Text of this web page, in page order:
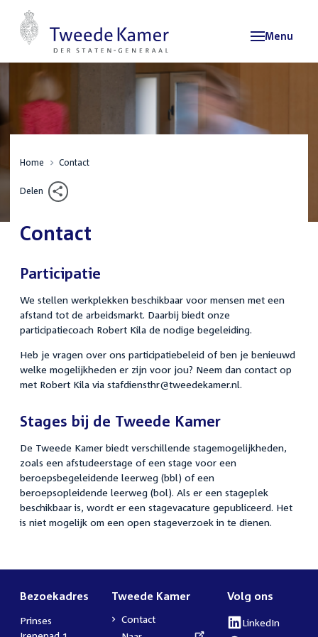
Menu
Home Contact
Delen
Contact
Participatie
We stellen werkplekken beschikbaar voor mensen met een
afstand tot de arbeidsmarkt. Daarbij biedt onze
participatiecoach Robert Kila de nodige begeleiding.
Heb je vragen over ons participatiebeleid of ben je benieuwd
welke mogelijkheden er zijn voor jou? Neem dan contact op
met Robert Kila via stafdiensthr@tweedekamer.nl.
Stages bij de Tweede Kamer
De Tweede Kamer biedt verschillende stagemogelijkheden,
zoals een afstudeerstage of een stage voor een
beroepsbegeleidende leerweg (bbl) of een
beroepsopleidende leerweg (bol). Als er een stageplek
beschikbaar is, wordt er een stagevacature gepubliceerd. Het
is niet mogelijk om een open stageverzoek in te dienen.
Bezoekadres
Prinses
Tweede Kamer
Contact
Volg ons
Externe
LinkedIn